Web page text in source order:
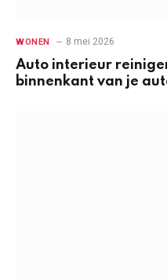
WONEN 8 mei 2026
Auto interieur
binnenkant van je